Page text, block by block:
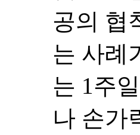
공의 협
는 사례
는 1주
나 손가